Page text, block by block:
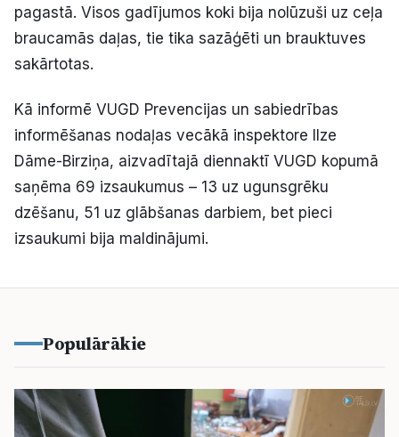
pagastā. Visos gadījumos koki bija nolūzuši uz ceļa
braucamās daļas, tie tika sazāģēti un brauktuves
sakārtotas.
Kā informē VUGD Prevencijas un sabiedrības
informēšanas nodaļas vecākā inspektore Ilze
Dāme-Birziņa, aizvadītajā diennaktī VUGD kopumā
saņēma 69 izsaukumus – 13 uz ugunsgrēku
dzēšanu, 51 uz glābšanas darbiem, bet pieci
izsaukumi bija maldinājumi.
Populārākie